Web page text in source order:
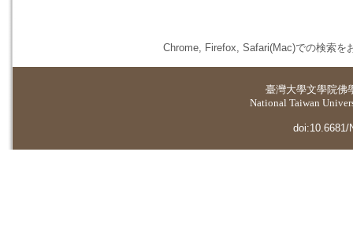
Chrome, Firefox, Safari(Mac)での検索を
臺灣大學文學院佛
National Taiwan
doi:10.6681/